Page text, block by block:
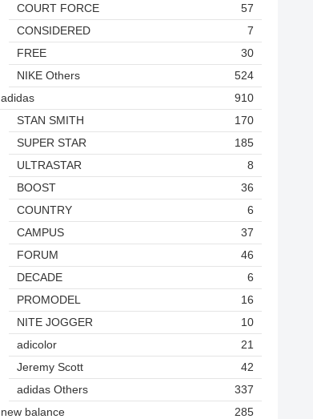
COURT FORCE
57
CONSIDERED
7
FREE
30
NIKE Others
524
adidas
910
STAN SMITH
170
SUPER STAR
185
ULTRASTAR
8
BOOST
36
COUNTRY
6
CAMPUS
37
FORUM
46
DECADE
6
PROMODEL
16
NITE JOGGER
10
adicolor
21
Jeremy Scott
42
adidas Others
337
new balance
285